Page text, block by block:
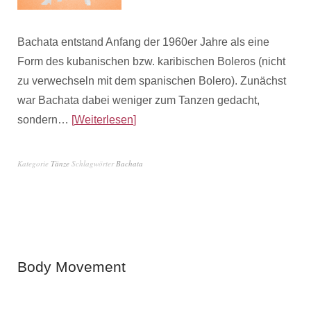
Bachata entstand Anfang der 1960er Jahre als eine
Form des kubanischen bzw. karibischen Boleros (nicht
zu verwechseln mit dem spanischen Bolero). Zunächst
war Bachata dabei weniger zum Tanzen gedacht,
sondern… Weiterlesen
Kategorie Tänze SchlagwörterBachata
Body Movement